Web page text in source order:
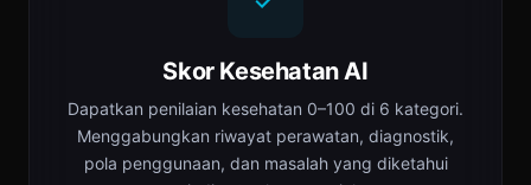
Skor Kesehatan AI
Dapatkan penilaian kesehatan 0–100 di 6 kategori.
Menggabungkan riwayat perawatan, diagnostik,
pola penggunaan, dan masalah yang diketahui